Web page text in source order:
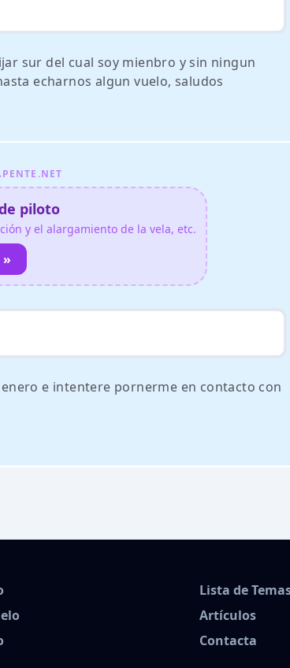
sur del cual soy mienbro y sin ningun
echarnos algun vuelo, saludos
piloto
y el alargamiento de la vela, etc.
e intentere pornerme en contacto con
Lista de
Artículos
Contacta